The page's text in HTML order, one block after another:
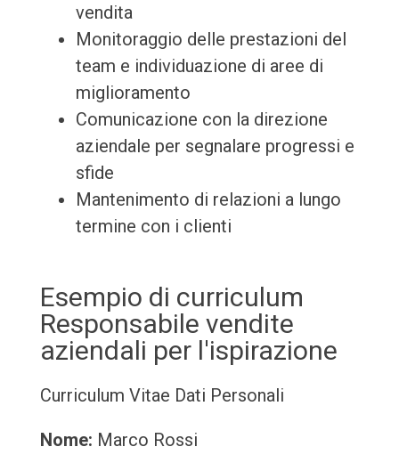
vendita
Monitoraggio delle prestazioni del
team e individuazione di aree di
miglioramento
Comunicazione con la direzione
aziendale per segnalare progressi e
sfide
Mantenimento di relazioni a lungo
termine con i clienti
Esempio di curriculum
Responsabile vendite
aziendali per l'ispirazione
Curriculum Vitae Dati Personali
Nome: Marco Rossi